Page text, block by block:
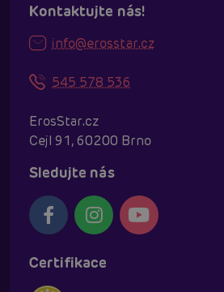
Kontaktujte nás!
info@erosstar.cz
545 578 536
ErosStar.cz
Cejl 91, 60200 Brno
Sledujte nás
Certifikace